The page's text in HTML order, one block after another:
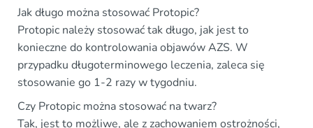
Jak długo można stosować Protopic?
Protopic należy stosować tak długo, jak jest to
konieczne do kontrolowania objawów AZS. W
przypadku długoterminowego leczenia, zaleca się
stosowanie go 1-2 razy w tygodniu.
Czy Protopic można stosować na twarz?
Tak, jest to możliwe, ale z zachowaniem ostrożności,